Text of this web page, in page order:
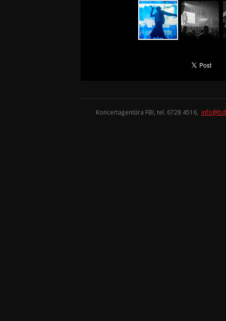
Koncertaģentūra FBI, tel. 6728 4516,